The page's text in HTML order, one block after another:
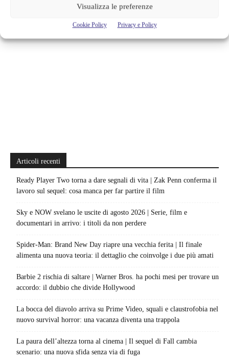
Visualizza le preferenze
Cookie Policy Privacy e Policy
Articoli recenti
Ready Player Two torna a dare segnali di vita | Zak Penn conferma il
lavoro sul sequel: cosa manca per far partire il film
Sky e NOW svelano le uscite di agosto 2026 | Serie, film e
documentari in arrivo: i titoli da non perdere
Spider-Man: Brand New Day riapre una vecchia ferita | Il finale
alimenta una nuova teoria: il dettaglio che coinvolge i due più amati
Barbie 2 rischia di saltare | Warner Bros. ha pochi mesi per trovare un
accordo: il dubbio che divide Hollywood
La bocca del diavolo arriva su Prime Video, squali e claustrofobia nel
nuovo survival horror: una vacanza diventa una trappola
La paura dell’altezza torna al cinema | Il sequel di Fall cambia
scenario: una nuova sfida senza via di fuga